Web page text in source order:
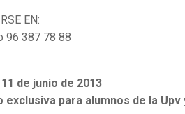
EN:
96 387 78 88
de junio de 2013
para alumnos de la